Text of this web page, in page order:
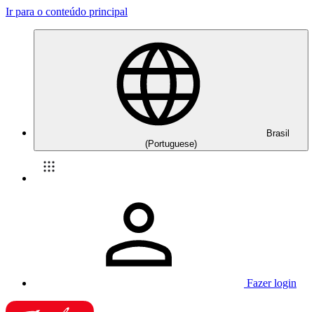
Ir para o conteúdo principal
Brasil
(Portuguese)
Fazer login